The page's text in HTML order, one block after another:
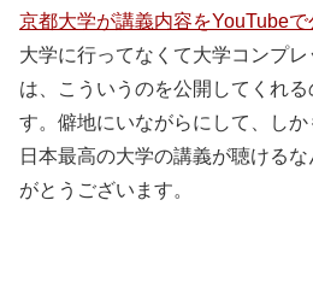
京都大学が講義内容をYouTube
大学に行ってなくて大学コンプ
は、こういうのを公開してくれ
す。僻地にいながらにして、しか
日本最高の大学の講義が聴ける
がとうございます。